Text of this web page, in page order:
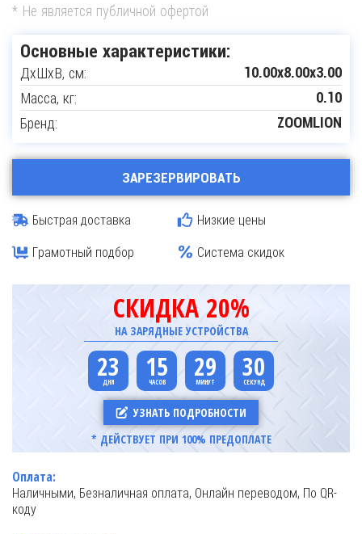
* Не является публичной офертой
Основные характеристики:
ДxШxВ, см: 10.00x8.00x3.00
Масса, кг: 0.10
Бренд: ZOOMLION
ЗАРЕЗЕРВИРОВАТЬ
Быстрая доставка
Низкие цены
Грамотный подбор
Система скидок
СКИДКА 20%
НА ЗАРЯДНЫЕ УСТРОЙСТВА
23 15 29 30
УЗНАТЬ ПОДРОБНОСТИ
* ДЕЙСТВУЕТ ПРИ 100% ПРЕДОПЛАТЕ
Оплата:
Наличными, Безналичная оплата, Онлайн переводом, По QR-
коду